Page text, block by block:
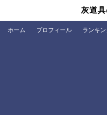
灰道
ホーム プロフィール ランキ